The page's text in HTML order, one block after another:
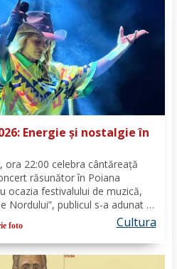
Energie și nostalgie în
ora 22:00 celebra cântăreață
răsunător în Poiana
ocazia festivalului de muzică,
Nordului”, publicul s-a adunat în
se de noaptea
oaze verzi,...
foto Cultura